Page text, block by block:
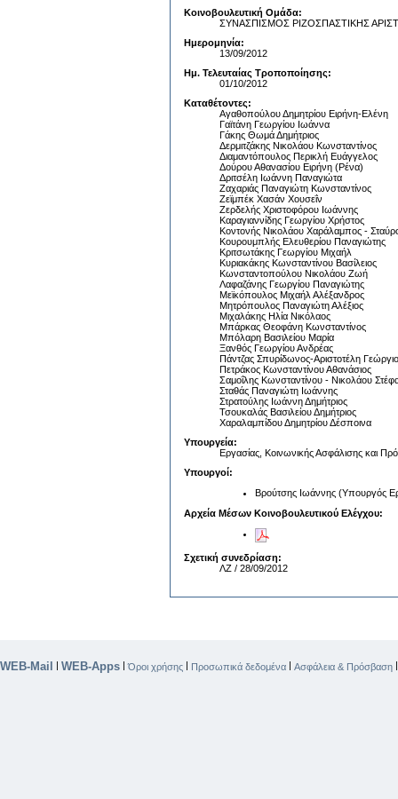
Κοινοβουλευτική Ομάδα:
ΣΥΝΑΣΠΙΣΜΟΣ ΡΙΖΟΣΠΑΣΤΙΚΗΣ
Ημερομηνία:
13/09/2012
Ημ. Τελευταίας Τροποποίησης:
01/10/2012
Καταθέτοντες:
Αγαθοπούλου Δημητρίου Ειρήνη-Ελένη
Γαϊτάνη Γεωργίου Ιωάννα
Γάκης Θωμά Δημήτριος
Δερμιτζάκης Νικολάου Κωνσταντίνος
Διαμαντόπουλος Περικλή Ευάγγελος
Δούρου Αθανασίου Ειρήνη (Ρένα)
Δριτσέλη Ιωάννη Παναγιώτα
Ζαχαριάς Παναγιώτη Κωνσταντίνος
Ζεϊμπέκ Χασάν Χουσεΐν
Ζερδελής Χριστοφόρου Ιωάννης
Καραγιαννίδης Γεωργίου Χρήστος
Κοντονής Νικολάου Χαράλαμπος -
Κουρουμπλής Ελευθερίου Παναγιώτης
Κριτσωτάκης Γεωργίου Μιχαήλ
Κυριακάκης Κωνσταντίνου Βασίλειος
Κωνσταντοπούλου Νικολάου Ζωή
Λαφαζάνης Γεωργίου Παναγιώτης
Μεϊκόπουλος Μιχαήλ Αλέξανδρος
Μητρόπουλος Παναγιώτη Αλέξιος
Μιχαλάκης Ηλία Νικόλαος
Μπάρκας Θεοφάνη Κωνσταντίνος
Μπόλαρη Βασιλείου Μαρία
Ξανθός Γεωργίου Ανδρέας
Πάντζας Σπυρίδωνος-Αριστοτέλη
Πετράκος Κωνσταντίνου Αθανάσιος
Σαμοΐλης Κωνσταντίνου - Νικολάου
Σταθάς Παναγιώτη Ιωάννης
Στρατούλης Ιωάννη Δημήτριος
Τσουκαλάς Βασιλείου Δημήτριος
Χαραλαμπίδου Δημητρίου Δέσποινα
Υπουργεία:
Εργασίας, Κοινωνικής Ασφάλισης και
Υπουργοί:
Βρούτσης Ιωάννης (Υπουργός
Αρχεία Μέσων Κοινοβουλευτικού Ελέγχου:
Σχετική συνεδρίαση:
ΛΖ / 28/09/2012
WEB-Mail WEB-Apps |Όροι χρήσης Προσωπικά δεδομένα Ασφάλεια & Πρόσβαση